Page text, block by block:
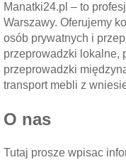
Manatki24.pl – to
Warszawy. Oferujemy
osób prywatnych i
przeprowadzki lokalne,
przeprowadzki
transport mebli z
O nas
Tutaj prosze wpisac